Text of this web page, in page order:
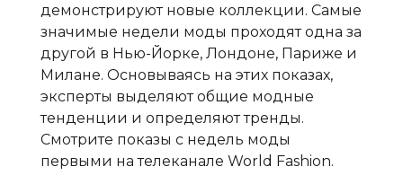
демонстрируют новые коллекции. Самые
значимые недели моды проходят одна за
другой в Нью-Йорке, Лондоне, Париже и
Милане. Основываясь на этих показах,
эксперты выделяют общие модные
тенденции и определяют тренды.
Смотрите показы с недель моды
первыми на телеканале World Fashion.